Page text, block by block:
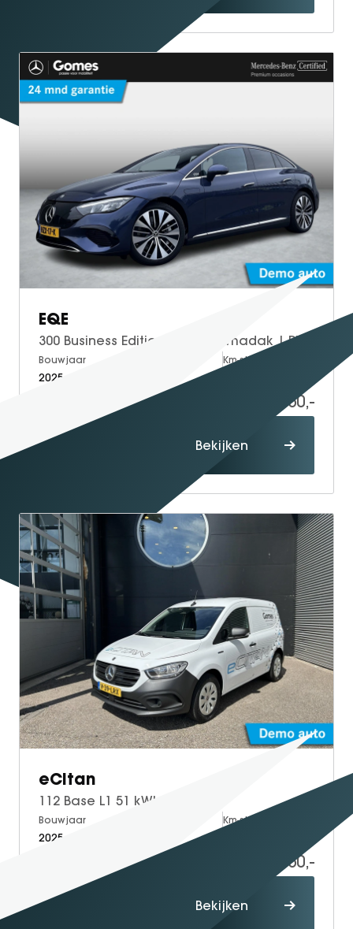
EQE
300 Business Edition | Panoramadak | Plus Pakket | DISTRONIC Afstandsassistent | Apple CarPlay | Android Auto | Elektrisch Verstelbare Stoelen + Memory | Stoelverwarming | Sfeerverlichting | Parkeersensoren | Achteruitrijcamera
Bouwjaar
2025
Km-stand
55.950,-
Bekijken
eCitan
112 Base L1 51 kWh
Bouwjaar
2025
Km-stand
36.950,-
Bekijken